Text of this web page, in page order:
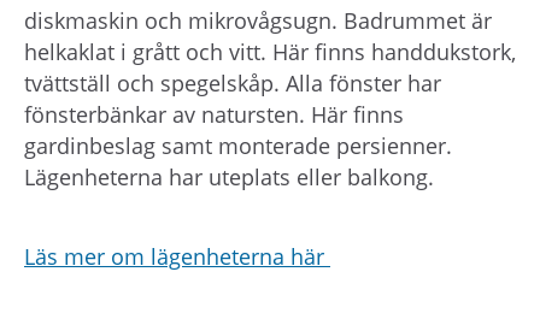
diskmaskin och mikrovågsugn. Badrummet är
helkaklat i grått och vitt. Här finns handdukstork,
tvättställ och spegelskåp. Alla fönster har
fönsterbänkar av natursten. Här finns
gardinbeslag samt monterade persienner.
Lägenheterna har uteplats eller balkong.
Läs mer om lägenheterna här